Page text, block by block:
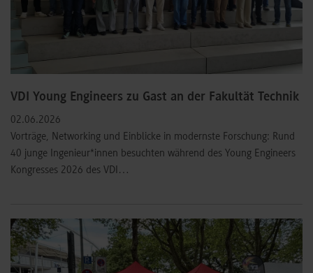
VDI Young Engineers zu Gast an der Fakultät Technik
02.06.2026
Vorträge, Networking und Einblicke in modernste Forschung: Rund
40 junge Ingenieur*innen besuchten während des Young Engineers
Kongresses 2026 des VDI…